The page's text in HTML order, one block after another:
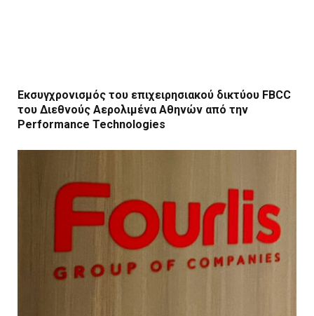
Εκσυγχρονισμός του επιχειρησιακού δικτύου FBCC
του Διεθνούς Αερολιμένα Αθηνών από την
Performance Technologies